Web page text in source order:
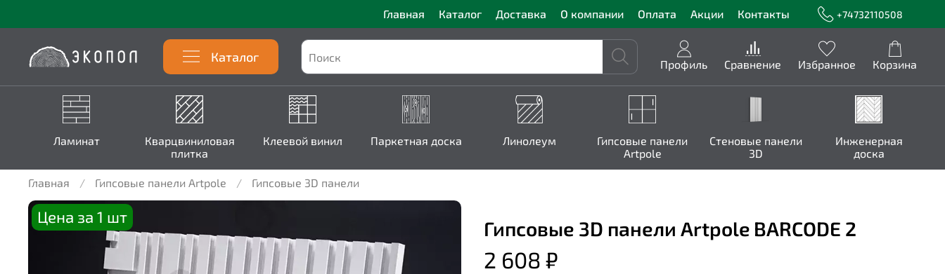
Главная Каталог Доставка О компании Оплата Акции Контакты +74732110508
Каталог Профиль Сравнение Избранное Корзина
Ламинат
Кварцвиниловая
плитка
Клеевой винил Паркетная доска Линолеум
Гипсовые панели
Artpole
Стеновые панели
3D
Инженерная
доска
Главная Гипсовые панели Artpole Гипсовые 3D панели
Цена за 1 шт Гипсовые 3D панели Artpole BARCODE 2
2 608 ₽